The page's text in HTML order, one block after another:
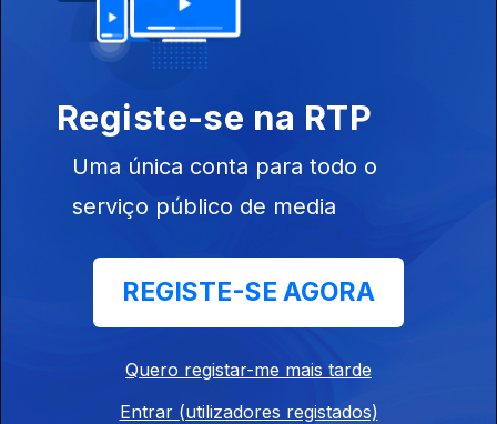
Ep. 2
Registe-se na RTP
Uma única conta para todo o
serviço público de media
REGISTE-SE AGORA
Quero registar-me mais tarde
Entrar (utilizadores registados)